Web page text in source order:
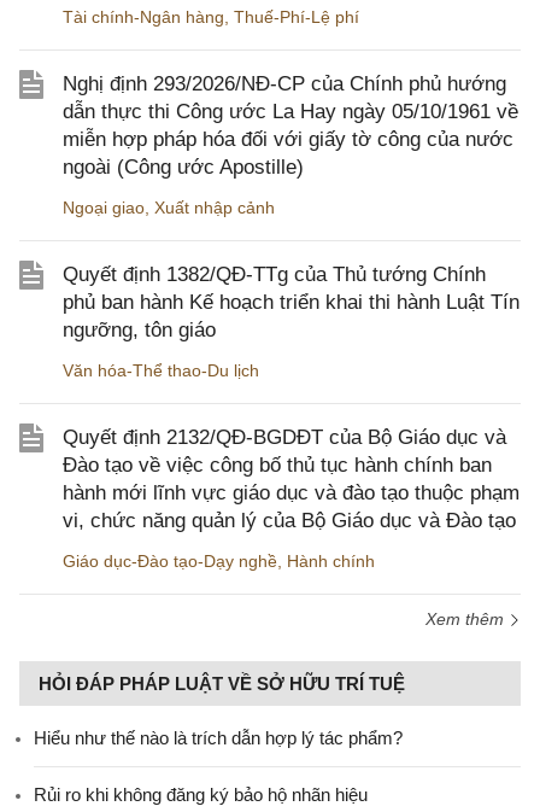
Tài chính-Ngân hàng Thuế-Phí-Lệ phí
Nghị định 293/2026/NĐ-CP của Chính phủ hướng
dẫn thực thi Công ước La Hay ngày 05/10/1961 về
miễn hợp pháp hóa đối với giấy tờ công của nước
ngoài (Công ước Apostille)
Ngoại giao Xuất nhập cảnh
Quyết định 1382/QĐ-TTg của Thủ tướng Chính
phủ ban hành Kế hoạch triển khai thi hành Luật Tín
ngưỡng, tôn giáo
Văn hóa-Thể thao-Du lịch
Quyết định 2132/QĐ-BGDĐT của Bộ Giáo dục và
Đào tạo về việc công bố thủ tục hành chính ban
hành mới lĩnh vực giáo dục và đào tạo thuộc phạm
vi, chức năng quản lý của Bộ Giáo dục và Đào tạo
Giáo dục-Đào tạo-Dạy nghề Hành chính
Xem thêm
HỎI ĐÁP PHÁP LUẬT VỀ SỞ HỮU TRÍ TUỆ
Hiểu như thế nào là trích dẫn hợp lý tác phẩm?
Rủi ro khi không đăng ký bảo hộ nhãn hiệu